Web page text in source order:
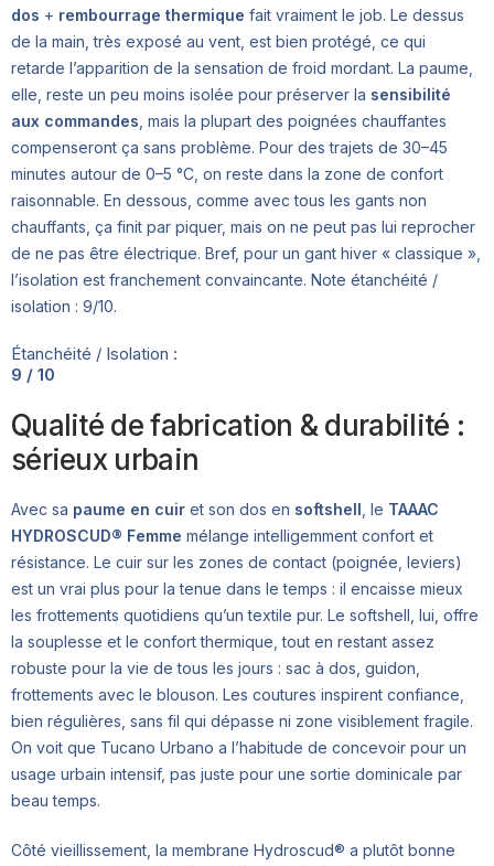
dos + rembourrage thermique fait vraiment le job. Le dessus
de la main, très exposé au vent, est bien protégé, ce qui
retarde l’apparition de la sensation de froid mordant. La paume,
elle, reste un peu moins isolée pour préserver la sensibilité
aux commandes , mais la plupart des poignées chauffantes
compenseront ça sans problème. Pour des trajets de 30–45
minutes autour de 0–5 °C, on reste dans la zone de confort
raisonnable. En dessous, comme avec tous les gants non
chauffants, ça finit par piquer, mais on ne peut pas lui reprocher
de ne pas être électrique. Bref, pour un gant hiver « classique »,
l’isolation est franchement convaincante. Note étanchéité /
isolation : 9/10.
Étanchéité / Isolation :
9 / 10
Qualité de fabrication & durabilité :
sérieux urbain
Avec sa paume en cuir et son dos en softshell , le TAAAC
HYDROSCUD® Femme mélange intelligemment confort et
résistance. Le cuir sur les zones de contact (poignée, leviers)
est un vrai plus pour la tenue dans le temps : il encaisse mieux
les frottements quotidiens qu’un textile pur. Le softshell, lui, offre
la souplesse et le confort thermique, tout en restant assez
robuste pour la vie de tous les jours : sac à dos, guidon,
frottements avec le blouson. Les coutures inspirent confiance,
bien régulières, sans fil qui dépasse ni zone visiblement fragile.
On voit que Tucano Urbano a l’habitude de concevoir pour un
usage urbain intensif, pas juste pour une sortie dominicale par
beau temps.
Côté vieillissement, la membrane Hydroscud® a plutôt bonne